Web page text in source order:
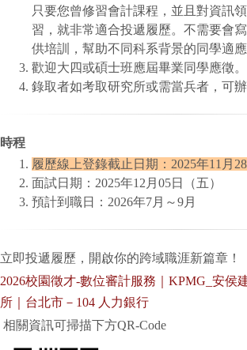
只要您曾修習會計課程，並且對資訊
習， 就非常適合投遞履歷。不需要會
供培訓， 幫助不同科系背景的同學適應
歡迎大四或碩士班應屆畢業同學應徵。
錄取者如考取研究所或需當兵者，可辦
時程
履歷線上登錄截止日期：2025年11月28
面試日期：2025年12月05日（五）
預計到職日：2026年7月～9月
立即投遞履歷，開啟你的跨域職涯新篇章！
2026校園徵才-數位審計服務｜KPMG_安侯
所｜台北市－104 人力銀行
相關資訊可掃描下方QR-Code